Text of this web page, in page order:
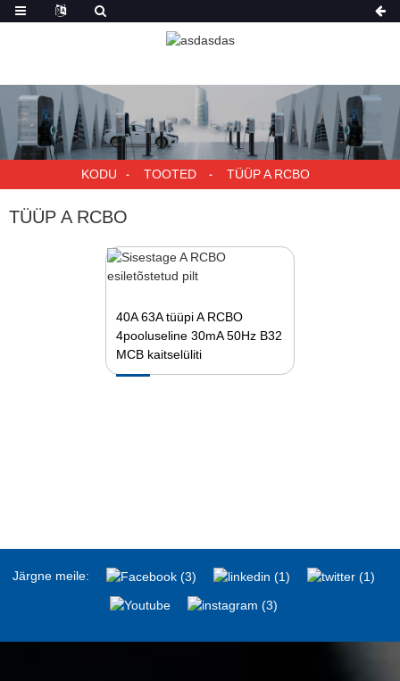
KODU TOOTED TÜÜP A RCBO
TÜÜP A RCBO
40A 63A tüüpi A RCBO
4pooluseline 30mA 50Hz B32
MCB kaitselüliti
Järgne meile: